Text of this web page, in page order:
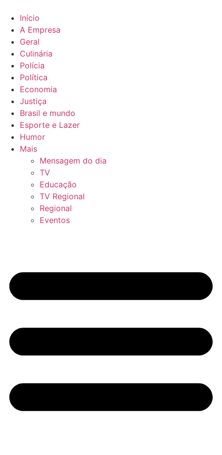
para
conteúdo
Início
A Empresa
Geral
Culinária
Polícia
Política
Economia
Justiça
Brasil e mundo
Esporte e Lazer
Humor
Mais
Mensagem do dia
TV
Educação
TV Regional
Regional
Eventos